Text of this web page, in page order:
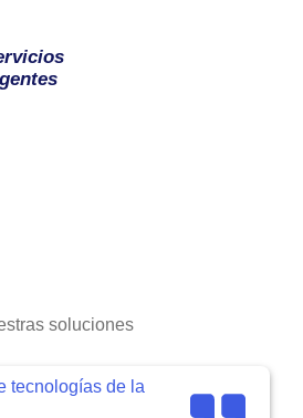
soluciones
tecnologías de la